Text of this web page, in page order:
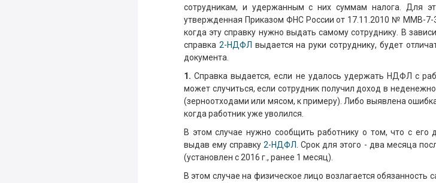
сотрудникам, и удержанным с них суммам налога. Для
утвержденная Приказом ФНС России от 17.11.2010 № ММВ-7-
когда эту справку нужно выдать самому сотруднику. В
справка 2-НДФЛ выдается на руки сотруднику, будет
документа.
1. Справка выдается, если не удалось удержать НДФЛ с
может случиться, если сотрудник получил доход в
(зерноотходами или мясом, к примеру). Либо выявлена
когда работник уже уволился.
В этом случае нужно сообщить работнику о том, что с
выдав ему справку2-НДФЛ . Срок для этого - два месяца
(установлен с 2016 г., ранее 1 месяц).
В этом случае на физическое лицо возлагается обязанность